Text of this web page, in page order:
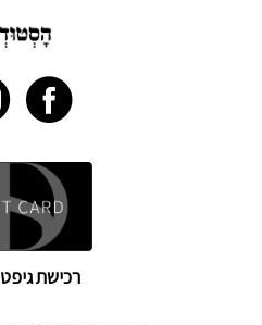
רכישת